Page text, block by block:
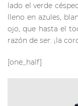
lado el verde
lleno en azules,
ojo, que hasta el
razón de ser: ¡la
[one_half]